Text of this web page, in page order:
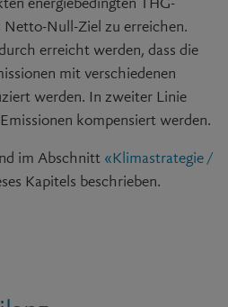
Netto-Null-Ziel zu erreichen.
erreicht werden, dass die
mit verschiedenen
werden. In zweiter Linie
kompensiert werden.
im Abschnitt «Klimastrategie /
Kapitels beschrieben.